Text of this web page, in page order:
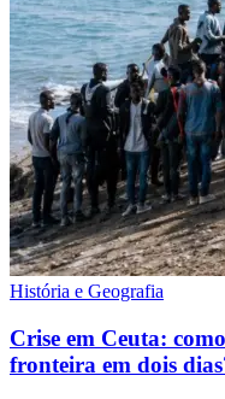
História e Geografia
Crise em Ceuta:
fronteira em dois